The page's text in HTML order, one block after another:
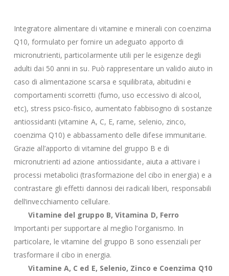
Integratore alimentare di vitamine e minerali con coenzima
Q10, formulato per fornire un adeguato apporto di
micronutrienti, particolarmente utili per le esigenze degli
adulti dai 50 anni in su. Può rappresentare un valido aiuto in
caso di alimentazione scarsa e squilibrata, abitudini e
comportamenti scorretti (fumo, uso eccessivo di alcool,
etc), stress psico-fisico, aumentato fabbisogno di sostanze
antiossidanti (vitamine A, C, E, rame, selenio, zinco,
coenzima Q10) e abbassamento delle difese immunitarie.
Grazie all’apporto di vitamine del gruppo B e di
micronutrienti ad azione antiossidante, aiuta a attivare i
processi metabolici (trasformazione del cibo in energia) e a
contrastare gli effetti dannosi dei radicali liberi, responsabili
dell’invecchiamento cellulare.
Vitamine del gruppo B, Vitamina D, Ferro
Importanti per supportare al meglio l’organismo. In
particolare, le vitamine del gruppo B sono essenziali per
trasformare il cibo in energia.
Vitamine A, C ed E, Selenio, Zinco e Coenzima Q10